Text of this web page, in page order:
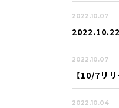
2022.10.07
2022.10.07
【10/7リ
2022.10.04